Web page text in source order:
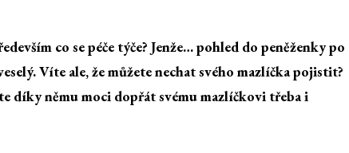
co se péče týče? Jenže… pohled do peněženky po
Víte ale, že můžete nechat svého mazlíčka pojistit?
díky němu moci dopřát svému mazlíčkovi třeba i